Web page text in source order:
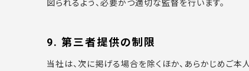
図られるよう、必要かつ適切な監督を行います。
9. 第三者提供の制限
当社は、次に掲げる場合を除くほか、あらかじめご本